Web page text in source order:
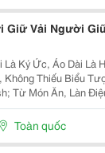
Giữ Vải Người
Ký Ức, Áo Dài Là Hồn Việt Trên
Không Thiếu Biểu
Từ Món Ăn, Làn
Thống. Trong Đó, Tà
Thuần Là Một Bộ
Toàn quốc